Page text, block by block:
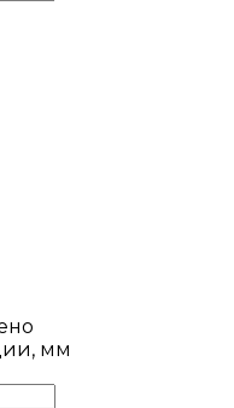
мм